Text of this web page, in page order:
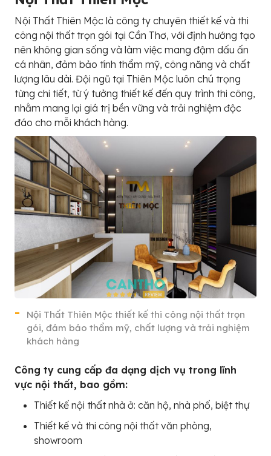
Nội Thất Thiên Mộc là công ty chuyên thiết kế và thi
công nội thất trọn gói tại Cần Thơ, với định hướng tạo
nên không gian sống và làm việc mang đậm dấu ấn
cá nhân, đảm bảo tính thẩm mỹ, công năng và chất
lượng lâu dài. Đội ngũ tại Thiên Mộc luôn chú trọng
từng chi tiết, từ ý tưởng thiết kế đến quy trình thi công,
nhằm mang lại giá trị bền vững và trải nghiệm độc
đáo cho mỗi khách hàng.
Nội Thất Thiên Mộc thiết kế thi công nội thất trọn
gói, đảm bảo thẩm mỹ, chất lượng và trải nghiệm
khách hàng
Công ty cung cấp đa dạng dịch vụ trong lĩnh
vực nội thất, bao gồm:
Thiết kế nội thất nhà ở: căn hộ, nhà phố, biệt thự
Thiết kế và thi công nội thất văn phòng,
showroom